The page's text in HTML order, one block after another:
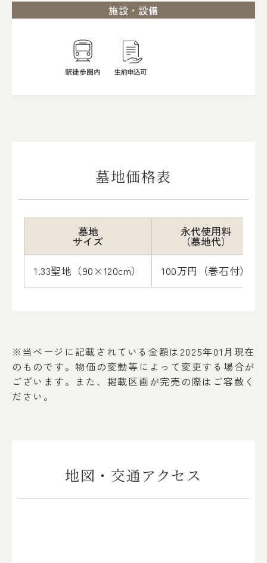
施設・設備
墓地価格表
墓地
サイズ
永代使用料
（墓地代）
1.33聖地（90×120cm）
100万円（巻石付）
※当ページに記載されている金額は2025年01月現在
のものです。物価の変動等によって変更する場合が
ございます。 また、掲載区画が完売の際はご容赦く
ださい。
地図・交通アクセス